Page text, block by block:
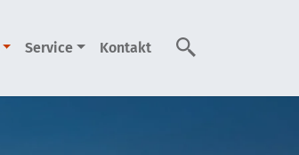
Service Kontakt